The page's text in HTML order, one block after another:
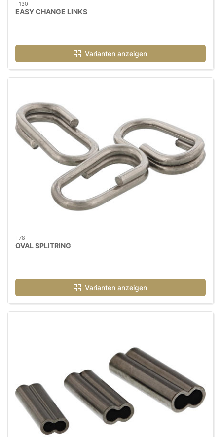
T130
EASY CHANGE LINKS
Varianten anzeigen
T78
OVAL SPLITRING
Varianten anzeigen